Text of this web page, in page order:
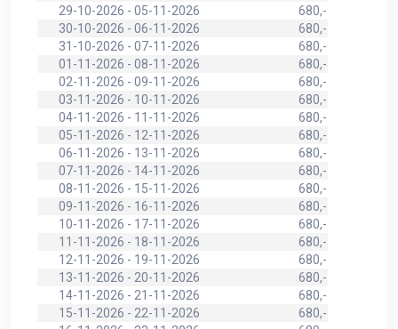
29-10-2026 - 05-11-2026
680,-
30-10-2026 - 06-11-2026
680,-
31-10-2026 - 07-11-2026
680,-
01-11-2026 - 08-11-2026
680,-
02-11-2026 - 09-11-2026
680,-
03-11-2026 - 10-11-2026
680,-
04-11-2026 - 11-11-2026
680,-
05-11-2026 - 12-11-2026
680,-
06-11-2026 - 13-11-2026
680,-
07-11-2026 - 14-11-2026
680,-
08-11-2026 - 15-11-2026
680,-
09-11-2026 - 16-11-2026
680,-
10-11-2026 - 17-11-2026
680,-
11-11-2026 - 18-11-2026
680,-
12-11-2026 - 19-11-2026
680,-
13-11-2026 - 20-11-2026
680,-
14-11-2026 - 21-11-2026
680,-
15-11-2026 - 22-11-2026
680,-